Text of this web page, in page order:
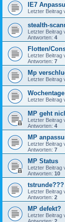
IE7
Letzter Beitrag
stealth-
Letzter Beitrag
Antworten: 4
Flotten/
Letzter Beitrag
Antworten: 7
Mp
Letzter Beitrag
Letzter Beitrag
MP geht
Letzter Beitrag
Antworten: 4
MP
Letzter Beitrag
Antworten: 7
MP Status
Letzter Beitrag
Antworten: 10
tstrunde???
Letzter Beitrag
Antworten: 2
MP defekt?
Letzter Beitrag
Antworten: 2